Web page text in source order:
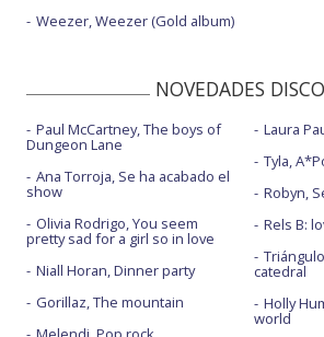
Weezer, Weezer (Gold album)
NOVEDADES
Paul McCartney, The boys of
Dungeon Lane
Ana Torroja, Se ha acabado el
show
Olivia Rodrigo, You seem
pretty sad for a girl so in love
Niall Horan, Dinner party
Gorillaz, The mountain
Laura
Tyla,
Robyn,
Rels B:
catedral
Holly
world